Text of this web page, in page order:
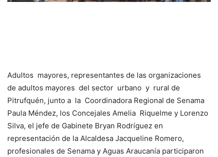
Adultos mayores, representantes de las organizaciones
de adultos mayores del sector urbano y rural de
Pitrufquén, junto a la Coordinadora Regional de Senama
Paula Méndez, los Concejales Amelia Riquelme y Lorenzo
Silva, el jefe de Gabinete Bryan Rodríguez en
representación de la Alcaldesa Jacqueline Romero,
profesionales de Senama y Aguas Araucanía participaron